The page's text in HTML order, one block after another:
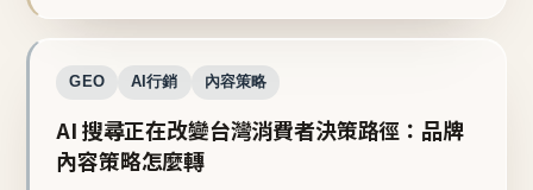
GEO AI行銷 內容策略
AI 搜尋正在改變台灣消費者決策路徑：品牌
內容策略怎麼轉